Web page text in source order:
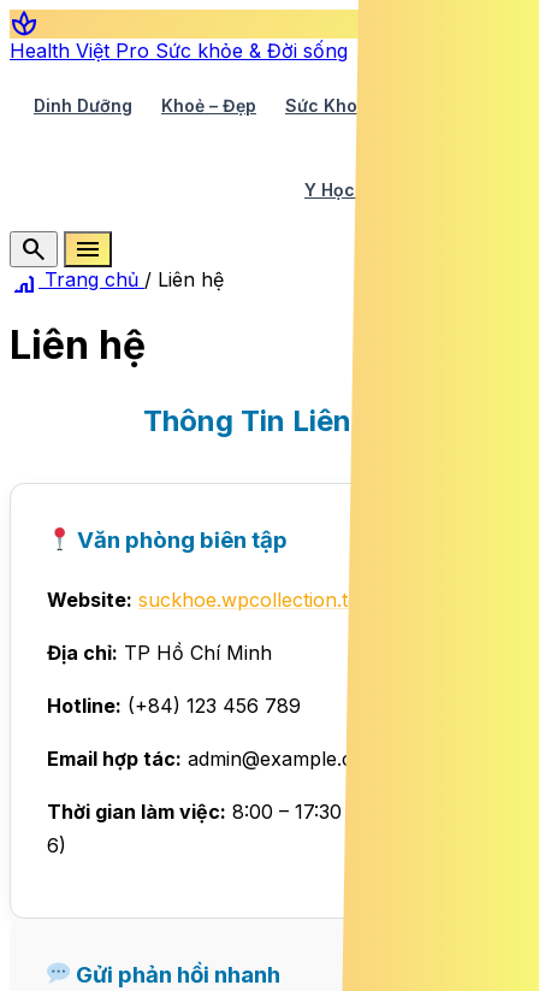
spa
Health Việt Pro Sức khỏe & Đời sống
Dinh Dưỡng Khoẻ – Đẹp Sức Khoẻ TV
Y Học Cổ Truyền
search
menu
home Trang chủ / Liên hệ
Liên hệ
Thông Tin Liên Hệ
Văn phòng biên tập
Website: suckhoe.wpcollection.top
Địa chỉ: TP Hồ Chí Minh
Hotline: (+84) 123 456 789
Email hợp tác: admin@example.com
Thời gian làm việc: 8:00 – 17:30 (Thứ 2 – Thứ
6)
Gửi phản hồi nhanh